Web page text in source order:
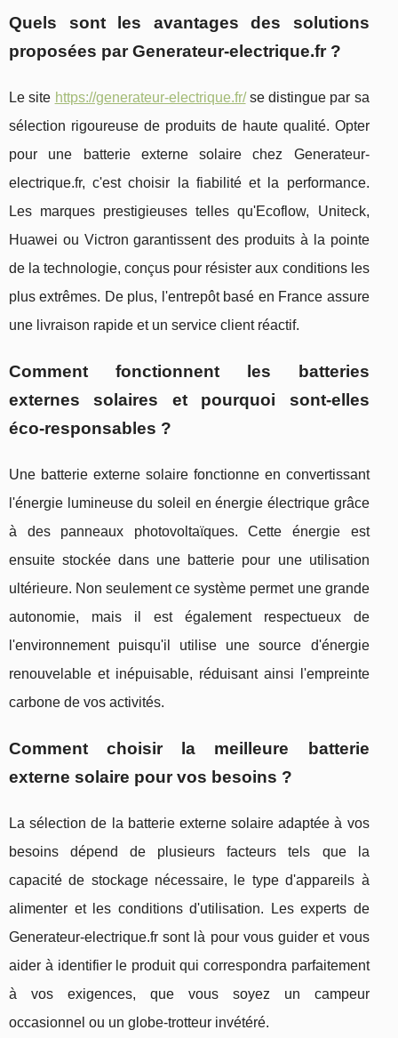
Quels sont les avantages des solutions
proposées par Generateur-electrique.fr ?
Le site https://generateur-electrique.fr/se distingue par sa
sélection rigoureuse de produits de haute qualité. Opter
pour une batterie externe solaire chez Generateur-
electrique.fr, c'est choisir la fiabilité et la performance.
Les marques prestigieuses telles qu'Ecoflow, Uniteck,
Huawei ou Victron garantissent des produits à la pointe
de la technologie, conçus pour résister aux conditions les
plus extrêmes. De plus, l'entrepôt basé en France assure
une livraison rapide et un service client réactif.
Comment fonctionnent les batteries
externes solaires et pourquoi sont-elles
éco-responsables ?
Une batterie externe solaire fonctionne en convertissant
l'énergie lumineuse du soleil en énergie électrique grâce
à des panneaux photovoltaïques. Cette énergie est
ensuite stockée dans une batterie pour une utilisation
ultérieure. Non seulement ce système permet une grande
autonomie, mais il est également respectueux de
l'environnement puisqu'il utilise une source d'énergie
renouvelable et inépuisable, réduisant ainsi l'empreinte
carbone de vos activités.
Comment choisir la meilleure batterie
externe solaire pour vos besoins ?
La sélection de la batterie externe solaire adaptée à vos
besoins dépend de plusieurs facteurs tels que la
capacité de stockage nécessaire, le type d'appareils à
alimenter et les conditions d'utilisation. Les experts de
Generateur-electrique.fr sont là pour vous guider et vous
aider à identifier le produit qui correspondra parfaitement
à vos exigences, que vous soyez un campeur
occasionnel ou un globe-trotteur invétéré.